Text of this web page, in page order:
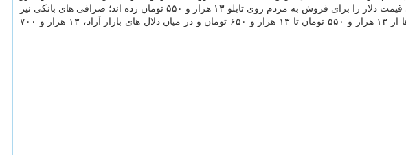
كنند. اما بعد از آن كه اعلام نمودند بنزین گران می شود استارت افزایش قیمت ارز زده شد. بیشتر صرافی های خیابان فردوسی قیمت دلار را برای فروش به مردم روی تابلو ۱۳ هزار و ۵۵۰ تومان زده اند؛ صرافی های بانكی نیز
با دستور بانك مركزی ساعت كاری خودرا افزایش داده و تا ساعت ۱۷ هر روز به متقاضیان ارز می فروشند. دلار در صرافی ها از ۱۳ هزار و ۵۵۰ تومان تا ۱۳ هزار و ۶۵۰ تومان و در میان دلال های بازار آزاد، ۱۳ هزار و ۷۰۰